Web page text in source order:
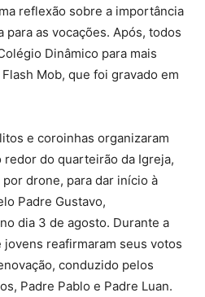
reflexão sobre a importância
as vocações. Após, todos
Dinâmico para mais
Mob, que foi gravado em
e coroinhas organizaram
redor do quarteirão da Igreja,
drone, para dar início à
Padre Gustavo,
dia 3 de agosto. Durante a
jovens reafirmaram seus votos
conduzido pelos
Padre Pablo e Padre Luan.